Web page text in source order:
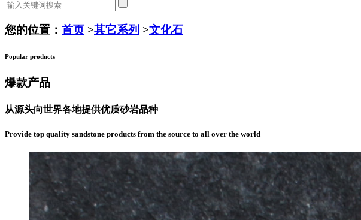
您的位置： 首页 >其它系列 >文化石
Popular products
爆款产品
从源头向世界各地提供优质砂岩品种
Provide top quality sandstone products from the source to all over the world